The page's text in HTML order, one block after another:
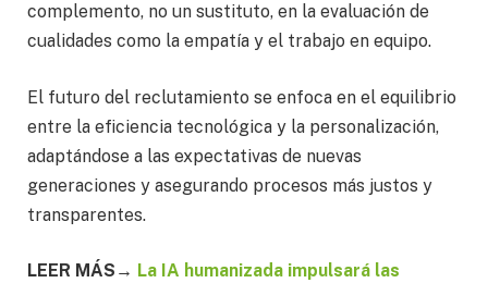
complemento, no un sustituto, en la evaluación de
cualidades como la empatía y el trabajo en equipo.
El futuro del reclutamiento se enfoca en el equilibrio
entre la eficiencia tecnológica y la personalización,
adaptándose a las expectativas de nuevas
generaciones y asegurando procesos más justos y
transparentes.
LEER MÁS→ La IA humanizada impulsará las